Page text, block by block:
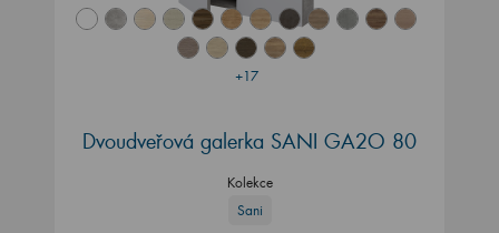
+17
Dvoudveřová galerka SANI GA2O 80
Kolekce
Sani